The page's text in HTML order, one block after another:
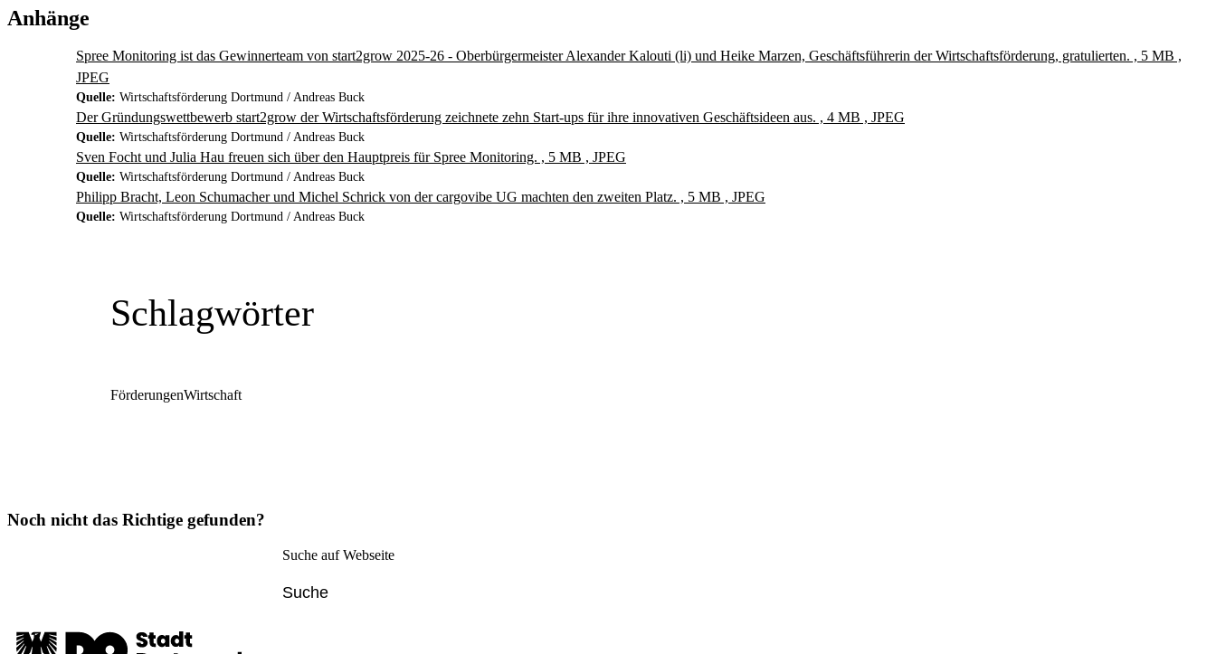
Anhänge
Spree Monitoring ist das Gewinnerteam von start2grow 2025-26 - Oberbürgermeister Alexander Kalouti (li) und Heike Marzen, Geschäftsführerin der Wirtschaftsförderung, gratulierten. , 5 MB ,
JPEG
Quelle: Wirtschaftsförderung Dortmund / Andreas Buck
Der Gründungswettbewerb start2grow der Wirtschaftsförderung zeichnete zehn Start-ups für ihre innovativen Geschäftsideen aus. , 4 MB , JPEG
Quelle: Wirtschaftsförderung Dortmund / Andreas Buck
Sven Focht und Julia Hau freuen sich über den Hauptpreis für Spree Monitoring. , 5 MB , JPEG
Quelle: Wirtschaftsförderung Dortmund / Andreas Buck
Philipp Bracht, Leon Schumacher und Michel Schrick von der cargovibe UG machten den zweiten Platz. , 5 MB , JPEG
Quelle: Wirtschaftsförderung Dortmund / Andreas Buck
Schlagwörter
FörderungenWirtschaft
Noch nicht das Richtige gefunden?
Suche auf Webseite